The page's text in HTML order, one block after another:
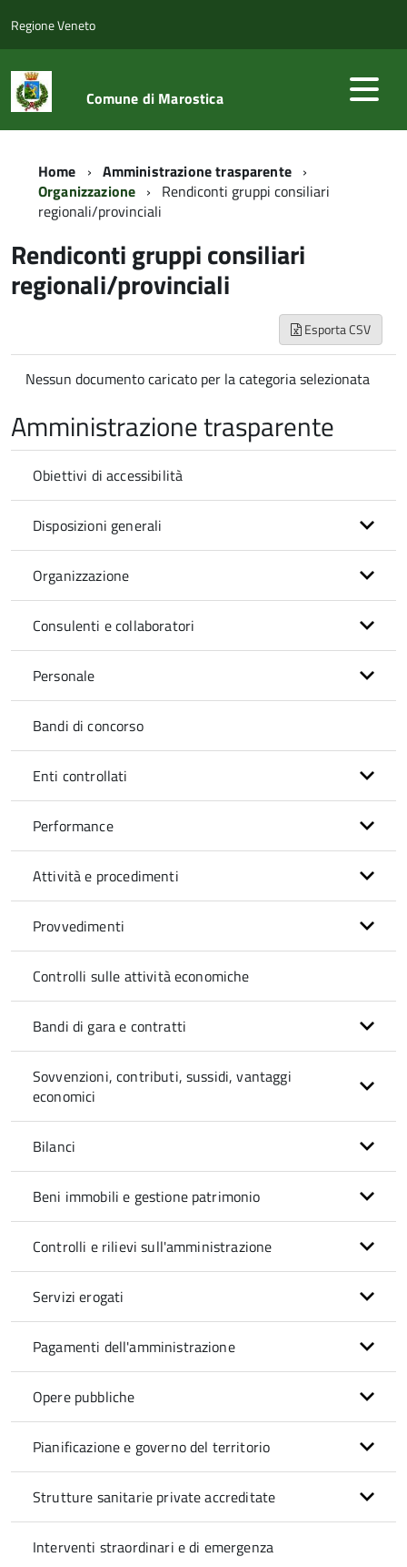
Regione Veneto
Comune di Marostica
Home
Amministrazione trasparente
Organizzazione
Rendiconti gruppi consiliari
regionali/provinciali
Rendiconti gruppi consiliari
regionali/provinciali
Esporta CSV
Nessun documento caricato per la categoria selezionata
Amministrazione trasparente
Obiettivi di accessibilità
Disposizioni generali
Organizzazione
Consulenti e collaboratori
Personale
Bandi di concorso
Enti controllati
Performance
Attività e procedimenti
Provvedimenti
Controlli sulle attività economiche
Bandi di gara e contratti
Sovvenzioni, contributi, sussidi, vantaggi
economici
Bilanci
Beni immobili e gestione patrimonio
Controlli e rilievi sull'amministrazione
Servizi erogati
Pagamenti dell'amministrazione
Opere pubbliche
Pianificazione e governo del territorio
Strutture sanitarie private accreditate
Interventi straordinari e di emergenza